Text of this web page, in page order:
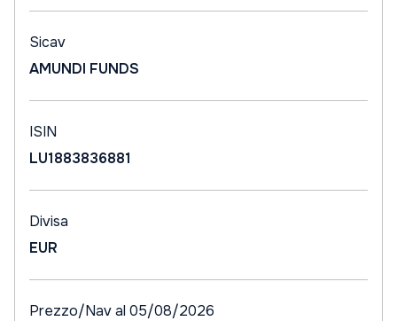
Sicav
AMUNDI FUNDS
ISIN
LU1883836881
Divisa
EUR
Prezzo/Nav al 05/08/2026